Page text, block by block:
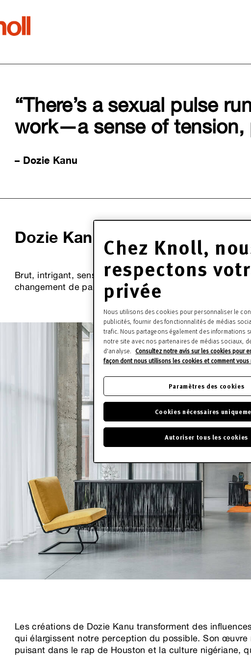
“There’s a sexual pulse
work—a sense of tension,
– Dozie Kanu
Dozie Kanu Table Collection
Brut, intrigant, sensuel — le travail de Dozie Kanu
changement de paradigme dans l’art et la sculpture.
Les créations de Dozie Kanu transforment des
qui élargissent notre perception du possible. Son œuvre
puisant dans le rap de Houston et la culture nigériane,
Chez Knoll,
respectons
privée
Nous utilisons des cookies pour personnaliser le
publicités, fournir des fonctionnalités de médias
trafic. Nous partageons également des informations
notre site avec nos partenaires de médias sociaux,
d'analyse. Consultez notre avis sur les cookies pour
façon dont nous utilisons les cookies et comment
Cookies nécessaires
Autoriser tous les cookies
Paramètres des cookies